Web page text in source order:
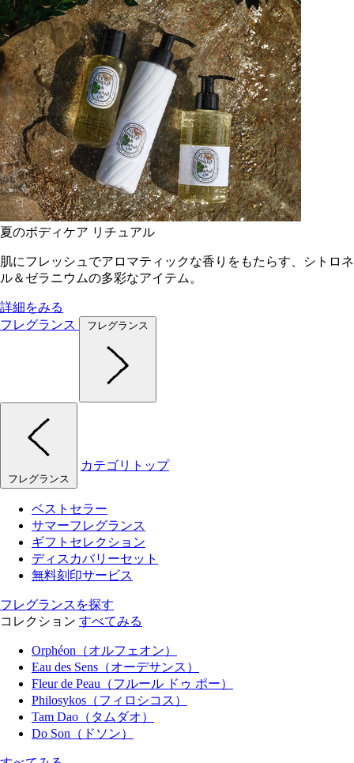
夏のボディケア リチュアル
肌にフレッシュでアロマティックな香りをもたらす、シトロネ
ル＆ゼラニウムの多彩なアイテム。
詳細をみる
フレグランス
フレグランス
フレグランス
カテゴリトップ
ベストセラー
サマーフレグランス
ギフトセレクション
ディスカバリーセット
無料刻印サービス
フレグランスを探す
コレクション すべてみる
Orphéon（オルフェオン）
Eau des Sens（オーデサンス）
Fleur de Peau（フルール ドゥ ポー）
Philosykos（フィロシコス）
Tam Dao（タムダオ）
Do Son（ドソン）